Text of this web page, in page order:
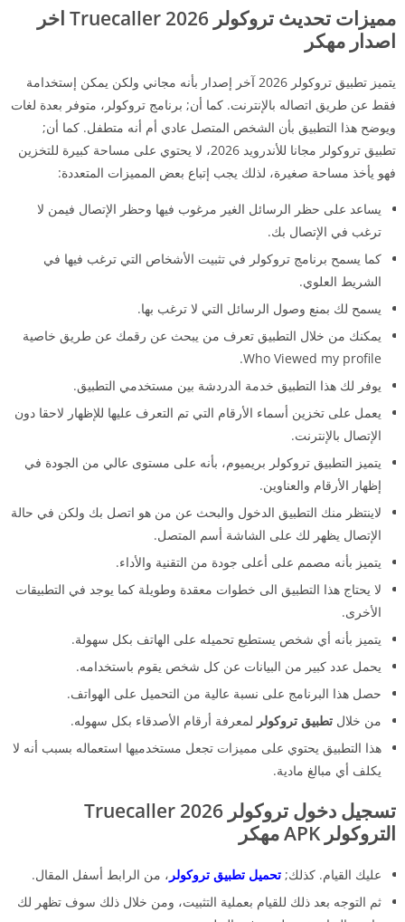
مميزات تحديث تروكولر Truecaller 2026 اخر
اصدار مهكر
يتميز تطبيق تروكولر 2026 آخر إصدار بأنه مجاني ولكن يمكن إستخدامة
فقط عن طريق اتصاله بالإنترنت. كما أن; برنامج تروكولر، متوفر بعدة لغات
ويوضح هذا التطبيق بأن الشخص المتصل عادي أم أنه متطفل. كما أن;
تطبيق تروكولر مجانا للأندرويد 2026، لا يحتوي على مساحة كبيرة للتخزين
فهو يأخذ مساحة صغيرة، لذلك يجب إتباع بعض المميزات المتعددة:
يساعد على حظر الرسائل الغير مرغوب فيها وحظر الإتصال فيمن لا
ترغب في الإتصال بك.
كما يسمح برنامج تروكولر في تثبيت الأشخاص التي ترغب فيها في
الشريط العلوي.
يسمح لك بمنع وصول الرسائل التي لا ترغب بها.
يمكنك من خلال التطبيق تعرف من يبحث عن رقمك عن طريق خاصية
Who Viewed my profile.
يوفر لك هذا التطبيق خدمة الدردشة بين مستخدمي التطبيق.
يعمل على تخزين أسماء الأرقام التي تم التعرف عليها للإظهار لاحقا دون
الإتصال بالإنترنت.
يتميز التطبيق تروكولر بريميوم، بأنه على مستوى عالي من الجودة في
إظهار الأرقام والعناوين.
لاينتظر منك التطبيق الدخول والبحث عن من هو اتصل بك ولكن في حالة
الإتصال يظهر لك على الشاشة أسم المتصل.
يتميز بأنه مصمم على أعلى جودة من التقنية والأداء.
لا يحتاج هذا التطبيق الى خطوات معقدة وطويلة كما يوجد في التطبيقات
الأخرى.
يتميز بأنه أي شخص يستطيع تحميله على الهاتف بكل سهولة.
يحمل عدد كبير من البيانات عن كل شخص يقوم باستخدامه.
حصل هذا البرنامج على نسبة عالية من التحميل على الهواتف.
من خلال تطبيق تروكولر لمعرفة أرقام الأصدقاء بكل سهوله.
هذا التطبيق يحتوي على مميزات تجعل مستخدميها استعماله بسبب أنه لا
يكلف أي مبالغ مادية.
تسجيل دخول تروكولر 2026 Truecaller
التروكولر APK مهكر
عليك القيام. كذلك; تحميل تطبيق تروكولر ، من الرابط أسفل المقال.
ثم التوجه بعد ذلك للقيام بعملية التثبيت، ومن خلال ذلك سوف تظهر لك